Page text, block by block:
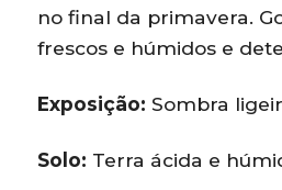
no final da primavera.
frescos e húmidos e
Exposição: Sombra
Solo: Terra ácida e